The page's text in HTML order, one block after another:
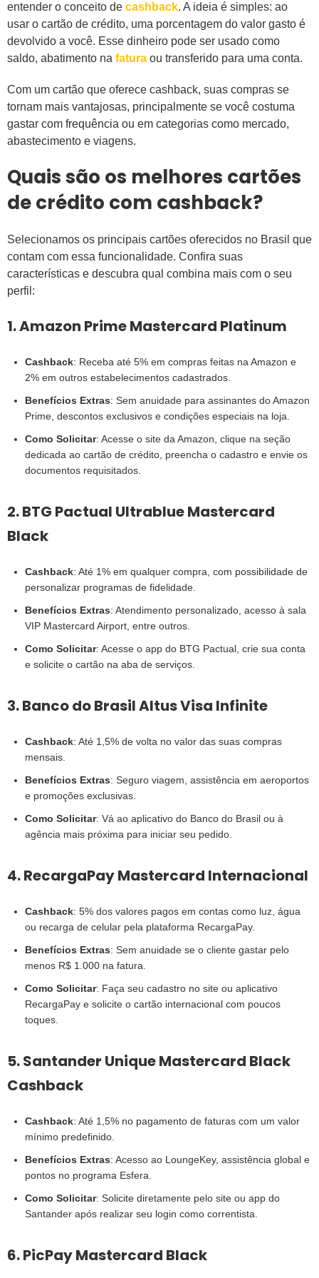
entender o conceito de cashback. A ideia é simples: ao
usar o cartão de crédito, uma porcentagem do valor gasto é
devolvido a você. Esse dinheiro pode ser usado como
saldo, abatimento na fatura ou transferido para uma conta.
Com um cartão que oferece cashback, suas compras se
tornam mais vantajosas, principalmente se você costuma
gastar com frequência ou em categorias como mercado,
abastecimento e viagens.
Quais são os melhores cartões
de crédito com cashback?
Selecionamos os principais cartões oferecidos no Brasil que
contam com essa funcionalidade. Confira suas
características e descubra qual combina mais com o seu
perfil:
1. Amazon Prime Mastercard Platinum
Cashback: Receba até 5% em compras feitas na Amazon e
2% em outros estabelecimentos cadastrados.
Benefícios Extras: Sem anuidade para assinantes do Amazon
Prime, descontos exclusivos e condições especiais na loja.
Como Solicitar: Acesse o site da Amazon, clique na seção
dedicada ao cartão de crédito, preencha o cadastro e envie os
documentos requisitados.
2. BTG Pactual Ultrablue Mastercard
Black
Cashback: Até 1% em qualquer compra, com possibilidade de
personalizar programas de fidelidade.
Benefícios Extras: Atendimento personalizado, acesso à sala
VIP Mastercard Airport, entre outros.
Como Solicitar: Acesse o app do BTG Pactual, crie sua conta
e solicite o cartão na aba de serviços.
3. Banco do Brasil Altus Visa Infinite
Cashback: Até 1,5% de volta no valor das suas compras
mensais.
Benefícios Extras: Seguro viagem, assistência em aeroportos
e promoções exclusivas.
Como Solicitar: Vá ao aplicativo do Banco do Brasil ou à
agência mais próxima para iniciar seu pedido.
4. RecargaPay Mastercard Internacional
Cashback: 5% dos valores pagos em contas como luz, água
ou recarga de celular pela plataforma RecargaPay.
Benefícios Extras: Sem anuidade se o cliente gastar pelo
menos R$ 1.000 na fatura.
Como Solicitar: Faça seu cadastro no site ou aplicativo
RecargaPay e solicite o cartão internacional com poucos
toques.
5. Santander Unique Mastercard Black
Cashback
Cashback: Até 1,5% no pagamento de faturas com um valor
mínimo predefinido.
Benefícios Extras: Acesso ao LoungeKey, assistência global e
pontos no programa Esfera.
Como Solicitar: Solicite diretamente pelo site ou app do
Santander após realizar seu login como correntista.
6. PicPay Mastercard Black